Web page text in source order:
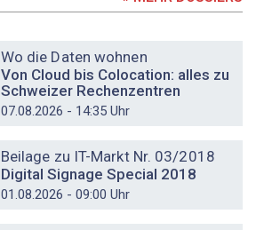
Wo die Daten wohnen
Von Cloud bis Colocation: alles zu
Schweizer Rechenzentren
07.08.2026 - 14:35 Uhr
Beilage zu IT-Markt Nr. 03/2018
Digital Signage Special 2018
01.08.2026 - 09:00 Uhr